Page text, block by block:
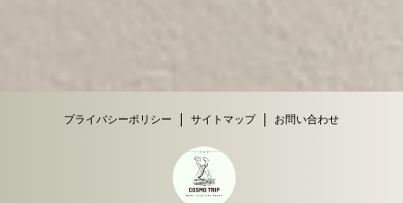
プライバシーポリシー サイトマップ お問い合わせ